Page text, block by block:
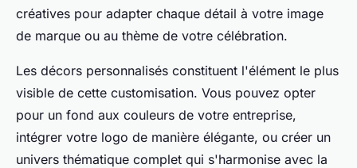
créatives pour adapter chaque détail à votre image
de marque ou au thème de votre célébration.
Les décors personnalisés constituent l'élément le plus
visible de cette customisation. Vous pouvez opter
pour un fond aux couleurs de votre entreprise,
intégrer votre logo de manière élégante, ou créer un
univers thématique complet qui s'harmonise avec la